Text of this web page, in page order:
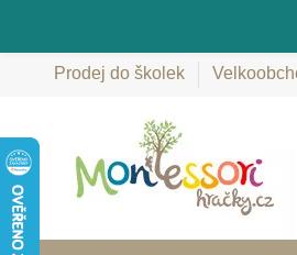
Prodej do školek